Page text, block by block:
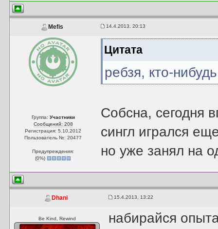
Mefis 14.4.2013, 20:13
Группа: Участники
Сообщений: 208
Регистрация: 5.10.2012
Пользователь №: 20477
Предупреждения:
(0%)
Цитата
ребзя, кто-
Собсна, сегодня
сингл игрался
но уже занял на
Dhani 15.4.2013, 13:22
Be Kind, Rewind
набирайся